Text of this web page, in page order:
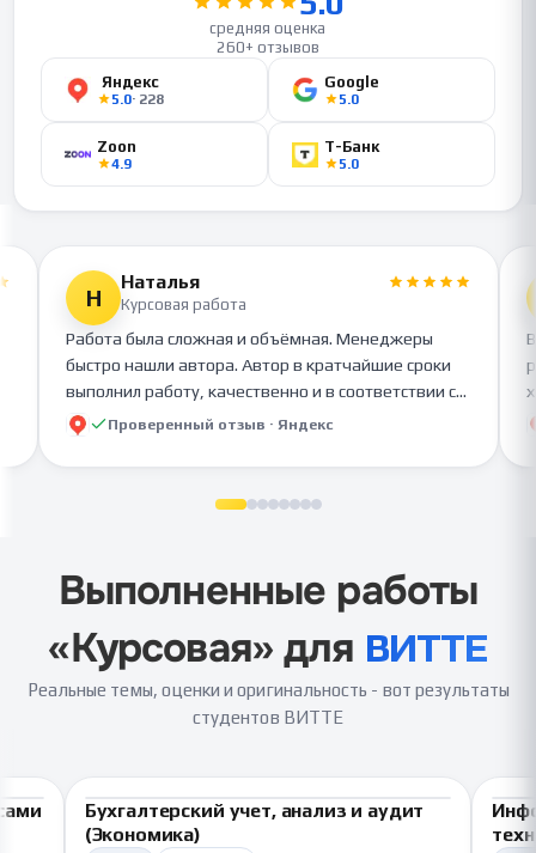
средняя оценка
260+ отзывов
Яндекс
5.0· 228
Google
5.0
Zoon
4.9
Т-Банк
5.0
Н
Наталья
Курсовая работа
Работа была сложная и объёмная. Менеджеры
быстро нашли автора. Автор в кратчайшие сроки
выполнил работу, качественно и в соответствии с
требованиями. Я очень довольна работой. Скоро
Молодцы!
Проверенный отзыв ·Яндекс
Выполненные работы
«Курсовая» для ВИТТЕ
Реальные темы, оценки и оригинальность - вот результаты
студентов ВИТТЕ
Бухгалтерский учет, анализ и аудит
(Экономика)